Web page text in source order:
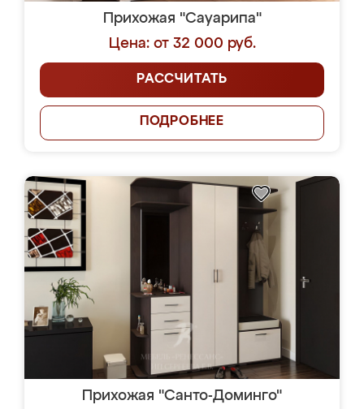
Прихожая "Сауарипа"
Цена: от 32 000 руб.
РАССЧИТАТЬ
ПОДРОБНЕЕ
Прихожая "Санто-Доминго"